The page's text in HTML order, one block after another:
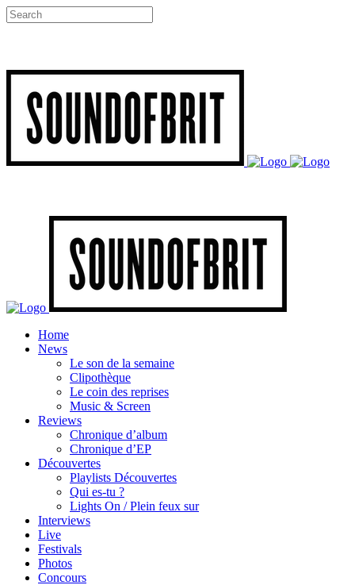
Home
News
Le son de la semaine
Clipothèque
Le coin des reprises
Music & Screen
Reviews
Chronique d’album
Chronique d’EP
Découvertes
Playlists Découvertes
Qui es-tu ?
Lights On / Plein feux sur
Interviews
Live
Festivals
Photos
Concours